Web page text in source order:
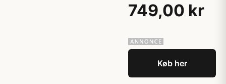
749,00 kr
Køb her